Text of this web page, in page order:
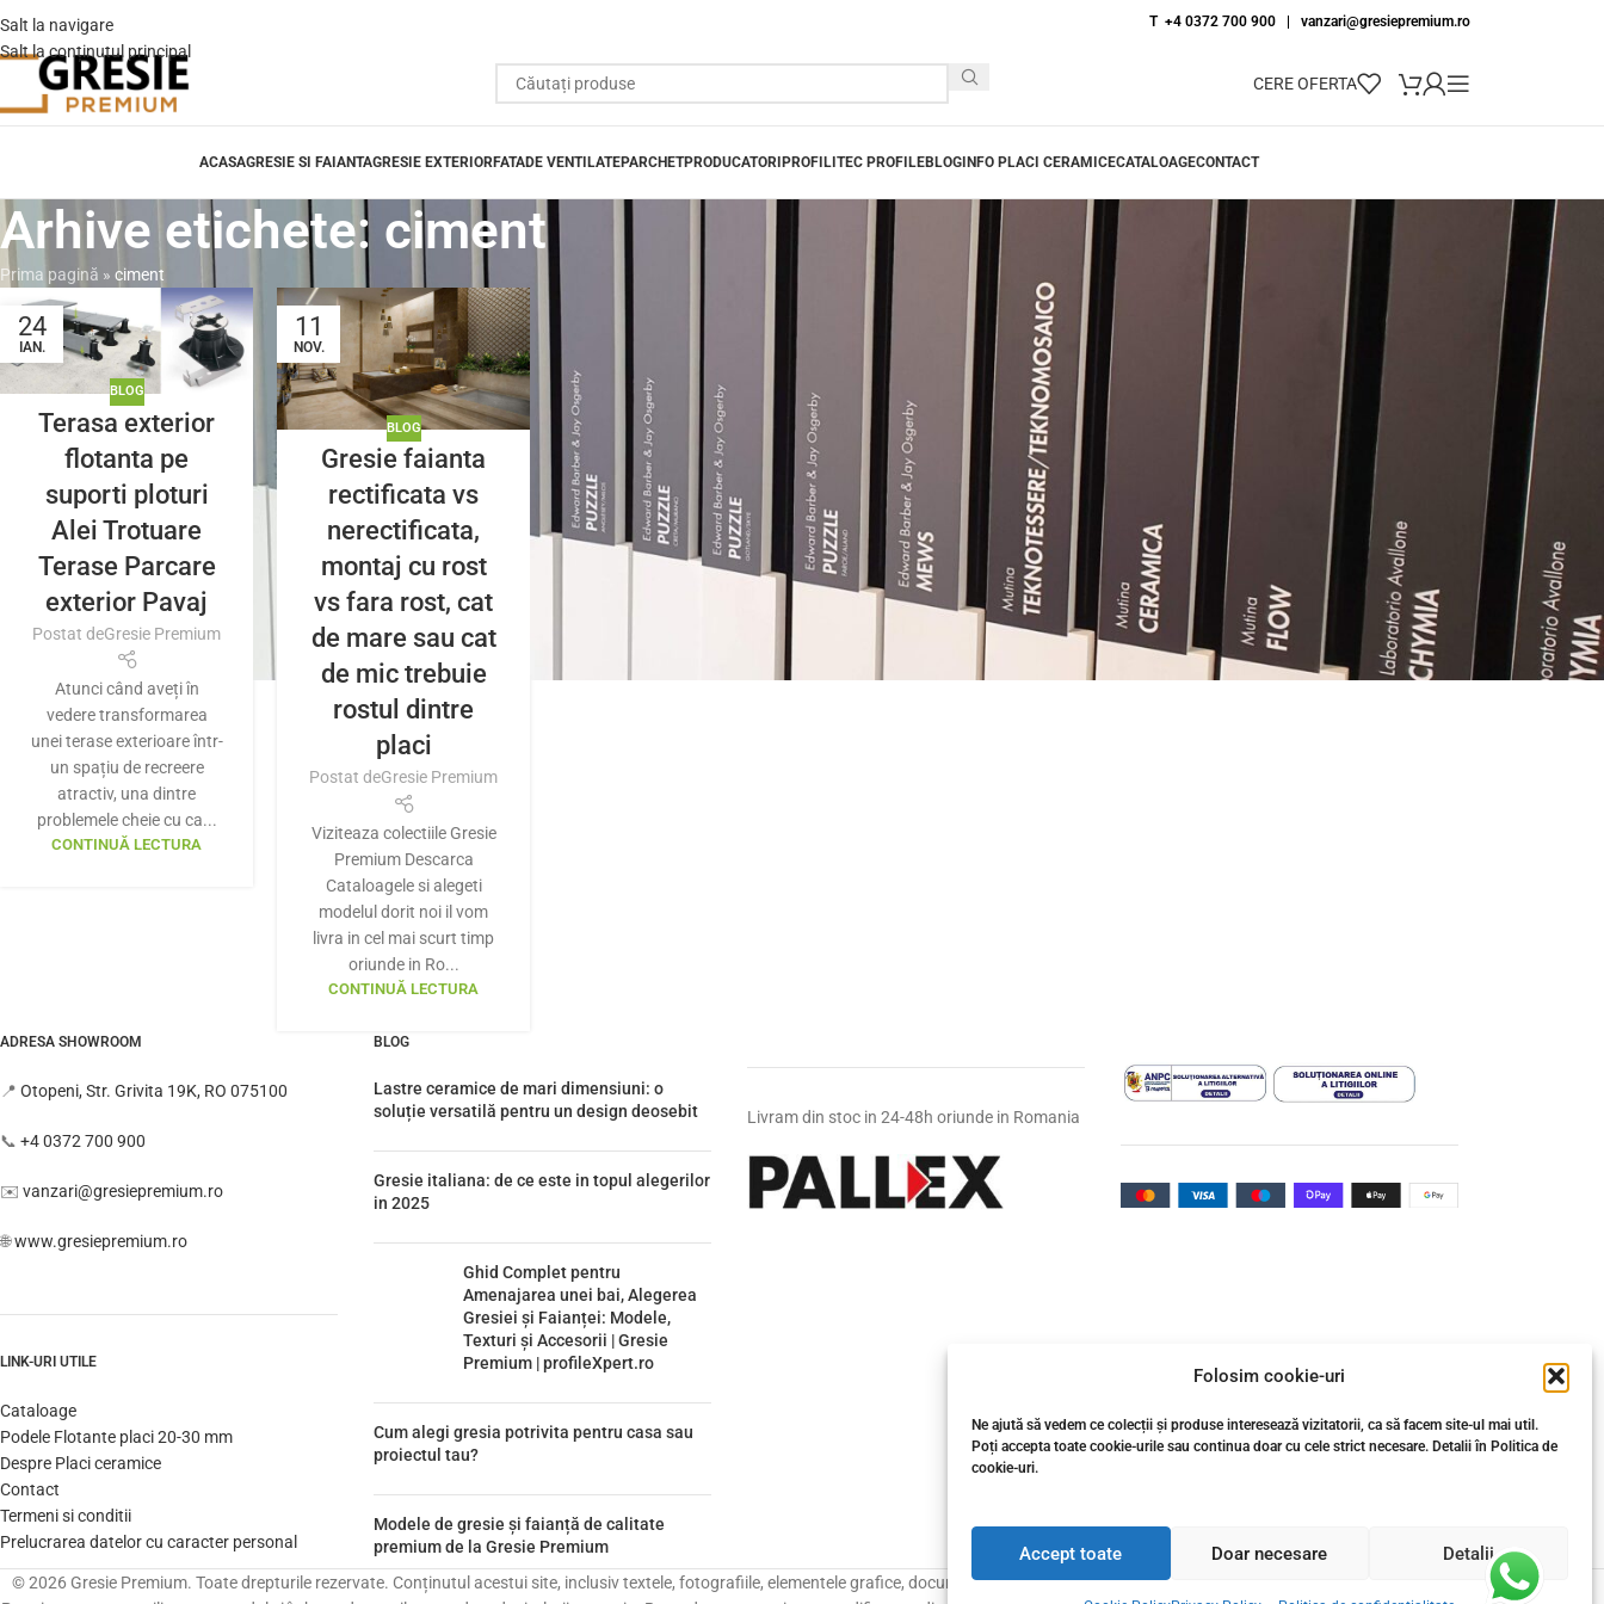
Folosim cookie-uri
Ne ajută să vedem ce colecții și produse interesează vizitatorii, ca să facem site-ul mai util.
Poți accepta toate cookie-urile sau continua doar cu cele strict necesare. Detalii în Politica de
cookie-uri.
Accept toate Doar necesare Detalii
Salt la navigare
Salt la conținutul principal
T +4 0372 700 900 | vanzari@gresiepremium.ro
CERE OFERTA
ACASAGRESIE SI FAIANTAGRESIE EXTERIORFATADE VENTILATEPARCHETPRODUCATORI PROFILITEC PROFILEBLOG INFO PLACI CERAMICECATALOAGECONTACT
Arhive etichete: ciment
Prima pagină » ciment
24
IAN.
BLOG
Terasa exterior
flotanta pe
suporti ploturi
Alei Trotuare
Terase Parcare
exterior Pavaj
Postat deGresie Premium
Atunci când aveți în
vedere transformarea
unei terase exterioare într-
un spațiu de recreere
atractiv, una dintre
problemele cheie cu ca...
CONTINUĂ LECTURA
11
NOV.
BLOG
Gresie faianta
rectificata vs
nerectificata,
montaj cu rost
vs fara rost, cat
de mare sau cat
de mic trebuie
rostul dintre
placi
Postat deGresie Premium
Viziteaza colectiile Gresie
Premium Descarca
Cataloagele si alegeti
modelul dorit noi il vom
livra in cel mai scurt timp
oriunde in Ro...
CONTINUĂ LECTURA
ADRESA SHOWROOM
📍 Otopeni, Str. Grivita 19K, RO 075100
📞 +4 0372 700 900
✉️ vanzari@gresiepremium.ro
🌐www.gresiepremium.ro
LINK-URI UTILE
Cataloage
Podele Flotante placi 20-30 mm
Despre Placi ceramice
Contact
Termeni si conditii
Prelucrarea datelor cu caracter personal
BLOG
Lastre ceramice de mari dimensiuni: o
soluție versatilă pentru un design deosebit
Gresie italiana: de ce este in topul alegerilor
in 2025
Ghid Complet pentru
Amenajarea unei bai, Alegerea
Gresiei și Faianței: Modele,
Texturi și Accesorii | Gresie
Premium | profileXpert.ro
Cum alegi gresia potrivita pentru casa sau
proiectul tau?
Modele de gresie și faianță de calitate
premium de la Gresie Premium
Livram din stoc in 24-48h oriunde in Romania
© 2026 Gresie Premium. Toate drepturile rezervate. Conținutul acestui site, inclusiv textele, fotografiile, elementele grafice, documentația, cataloagele și materialele tehnice, este proprietatea Gresie